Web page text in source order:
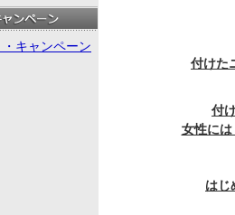
キャンペーン
付けた
付
女性に
はじ